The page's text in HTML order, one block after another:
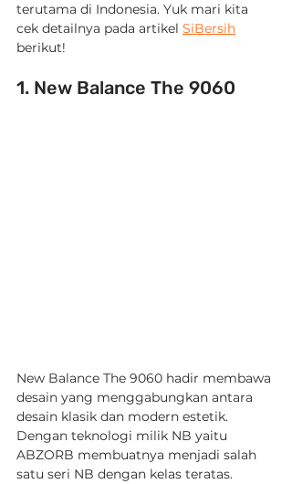
terutama di Indonesia. Yuk mari kita
cek detailnya pada artikel SiBersih
berikut!
1. New Balance The 9060
New Balance The 9060 hadir membawa
desain yang menggabungkan antara
desain klasik dan modern estetik.
Dengan teknologi milik NB yaitu
ABZORB membuatnya menjadi salah
satu seri NB dengan kelas teratas.